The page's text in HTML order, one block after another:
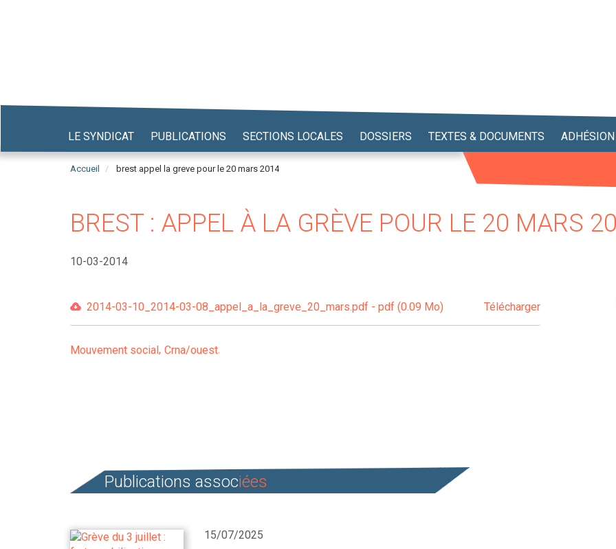
LE SYNDICAT PUBLICATIONS SECTIONS LOCALES DOSSIERS TEXTES & DOCUMENTS ADHÉSION
Accueil brest appel la greve pour le 20 mars 2014
BREST : APPEL À LA GRÈVE POUR LE 20 MARS
10-03-2014
2014-03-10_2014-03-08_appel_a_la_greve_20_mars.pdf - pdf (0.09 Mo) Télécharger
Mouvement social Crna/ouest
Publications associées
15/07/2025